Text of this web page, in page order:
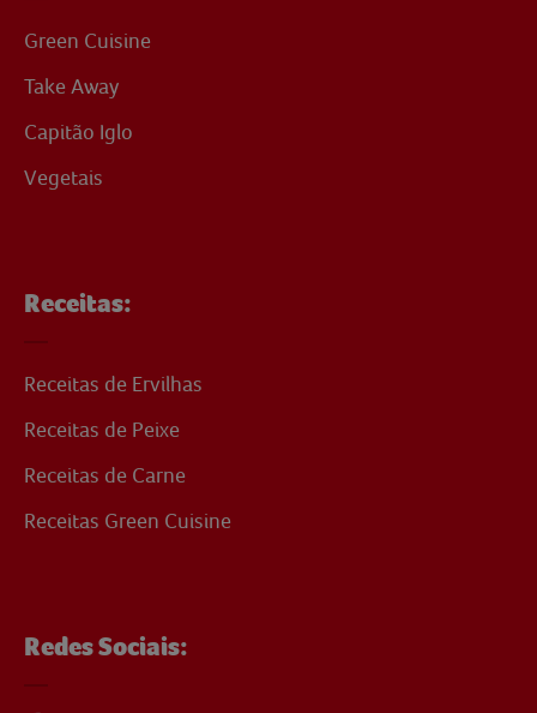
Green Cuisine
Take Away
Capitão Iglo
Vegetais
Receitas:
Receitas de Ervilhas
Receitas de Peixe
Receitas de Carne
Receitas Green Cuisine
Redes Sociais: